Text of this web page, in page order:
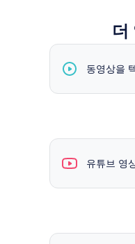
더
동영상을
유튜브 영